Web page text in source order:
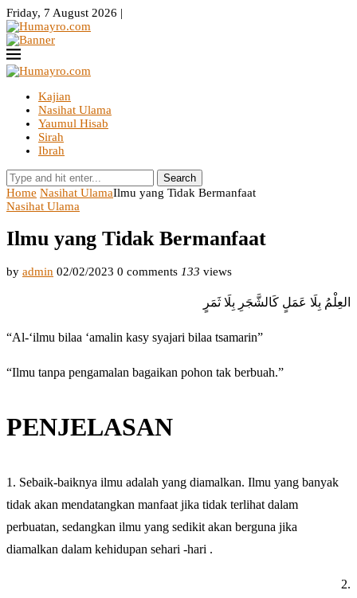
Friday, 7 August 2026 |
Kajian
Nasihat Ulama
Yaumul Hisab
Sirah
Ibrah
Search
Home Nasihat UlamaIlmu yang Tidak Bermanfaat
Nasihat Ulama
Ilmu yang Tidak Bermanfaat
by admin 02/02/2023 0 comments 133 views
العِلْمُ بِلَا عَمَلٍ كَالشَّجَرِ بِلَا ثَمَرٍ
“Al-‘ilmu bilaa ‘amalin kasy syajari bilaa tsamarin”
“Ilmu tanpa pengamalan bagaikan pohon tak berbuah.”
PENJELASAN
1. Sebaik-baiknya ilmu adalah yang diamalkan. Ilmu yang banyak
tidak akan mendatangkan manfaat jika tidak terlihat dalam
perbuatan, sedangkan ilmu yang sedikit akan berguna jika
diamalkan dalam kehidupan sehari -hari .
2.